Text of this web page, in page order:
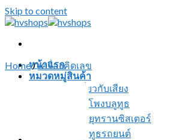
Skip to content
หน้าแรก
หมวดหมู่สินค้า
สินค้าเกี่ยวกับเสียง
ลำโพงบลูทูธ
วิทยุทรานซิสเตอร์
บลูทูธรถยนต์
Home/เครื่องคิดเลข